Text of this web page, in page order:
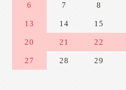
6 7 8
13 14 15
20 21 22
27 28 29